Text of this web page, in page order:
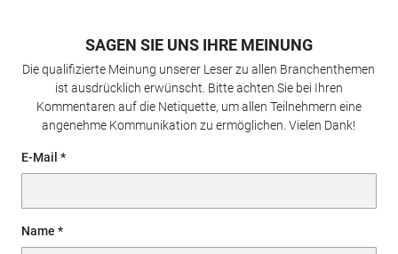
SAGEN SIE UNS IHRE MEINUNG
Die qualifizierte Meinung unserer Leser zu allen Branchenthemen
ist ausdrücklich erwünscht. Bitte achten Sie bei Ihren
Kommentaren auf die Netiquette, um allen Teilnehmern eine
angenehme Kommunikation zu ermöglichen. Vielen Dank!
E-Mail
Name